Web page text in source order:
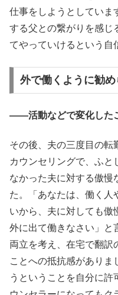
仕事をしようとしていま
する父との繋がりを感じ
てやっていけるという自
外で働くように勧め
――活動などで変化した
その後、夫の三度目の転
カウンセリングで、ふと
なかった夫に対する傲慢
た。「あなたは、働く人
いから、夫に対しても傲
外に出て働きなさい」と
両立を考え、在宅で翻訳
ことへの抵抗感がありま
うということを自分に許